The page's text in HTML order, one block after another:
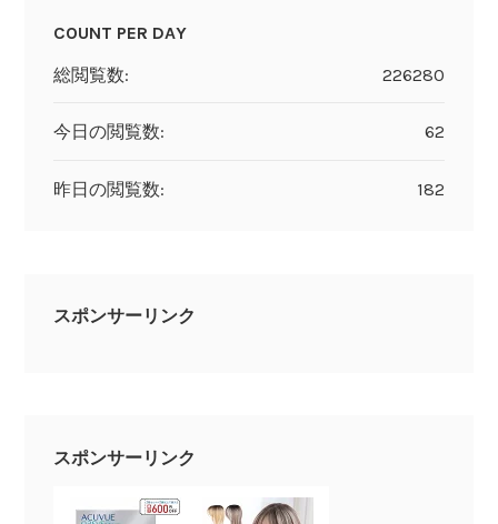
COUNT PER DAY
226280
総閲覧数:
62
今日の閲覧数:
182
昨日の閲覧数:
スポンサーリンク
スポンサーリンク